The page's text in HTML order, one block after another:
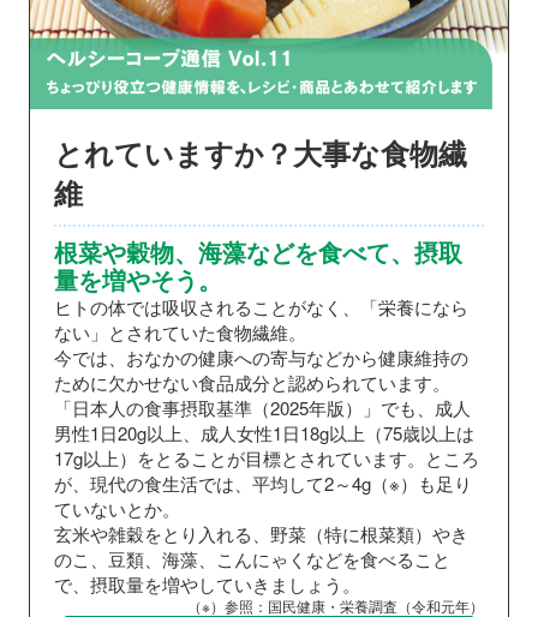
とれていますか？大事な食物繊
維
根菜や穀物、海藻などを食べて、摂取
量を増やそう。
ヒトの体では吸収されることがなく、「栄養になら
ない」とされていた食物繊維。
今では、おなかの健康への寄与などから健康維持の
ために欠かせない食品成分と認められています。
「日本人の食事摂取基準（2025年版）」でも、成人
男性1日20g以上、成人女性1日18g以上（75歳以上は
17g以上）をとることが目標とされています。ところ
が、現代の食生活では、平均して2～4g（※）も足り
ていないとか。
玄米や雑穀をとり入れる、野菜（特に根菜類）やき
のこ、豆類、海藻、こんにゃくなどを食べること
で、摂取量を増やしていきましょう。
（※）参照：国民健康・栄養調査（令和元年）